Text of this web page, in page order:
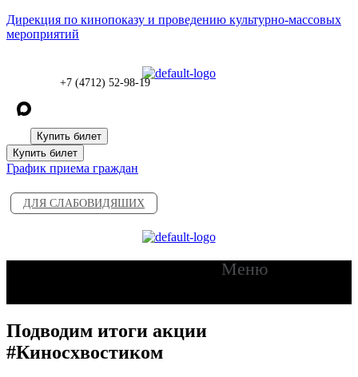
Дирекция по кинопоказу и проведению культурно-массовых
мероприятий
+7 (4712) 52-98-19
Купить билет
Купить билет
График приема граждан
ДЛЯ СЛАБОВИДЯШИХ
Меню
Подводим итоги акции
#Киносхвостиком